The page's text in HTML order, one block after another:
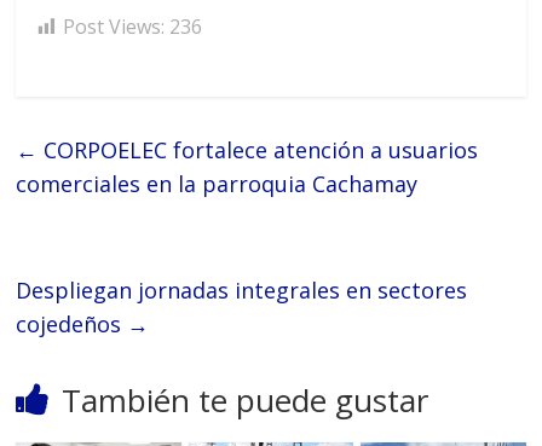
Post Views: 236
← CORPOELEC fortalece atención a usuarios
comerciales en la parroquia Cachamay
Despliegan jornadas integrales en sectores
cojedeños →
También te puede gustar